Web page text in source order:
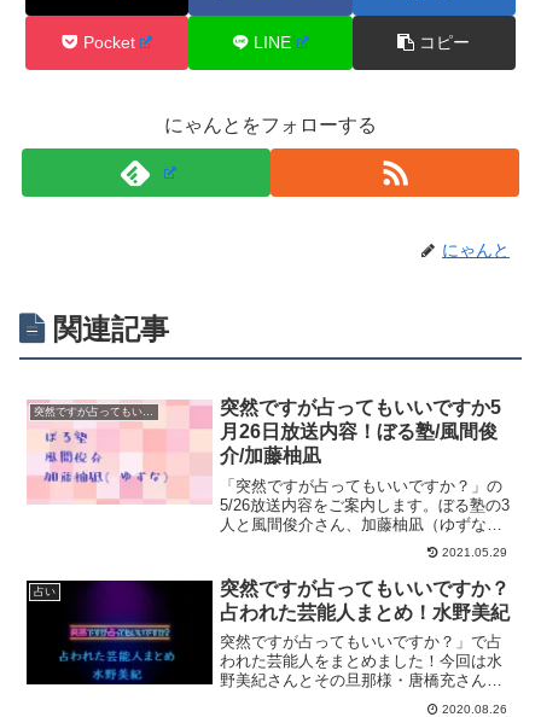
Pocket LINE コピー
にゃんとをフォローする
にゃんと
関連記事
突然ですが占ってもいいですか5
月26日放送内容！ぼる塾/風間俊
介/加藤柚凪
「突然ですが占ってもいいですか？」の
5/26放送内容をご案内します。ぼる塾の3
人と風間俊介さん、加藤柚凪（ゆずな）
さんが占われます。占い師はシウマさ
ん、木下レオンさんです！突然ですが占
ってもいいですか？ PRESENTS とにか
く「運のいい...
2021.05.29
占い
突然ですが占ってもいいですか？
占われた芸能人まとめ！水野美紀
突然ですが占ってもいいですか？」で占
われた芸能人をまとめました！今回は水
野美紀さんとその旦那様・唐橋充さんが
星ひとみさんに占われた時の様子をまと
2020.08.26